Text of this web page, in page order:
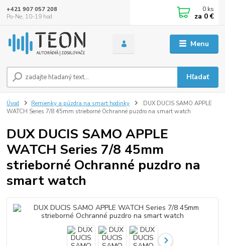
Menu
Hľadať
+421 907 057 208
Po-Ne, 10-19 hod
0 ks
za 0 €
Úvod Remienky a púzdra na smart hodinky
DUX DUCIS SAMO APPLE
WATCH Series 7/8 45mm strieborné Ochranné puzdro na smart watch
DUX DUCIS SAMO APPLE
WATCH Series 7/8 45mm
strieborné Ochranné puzdro na
smart watch